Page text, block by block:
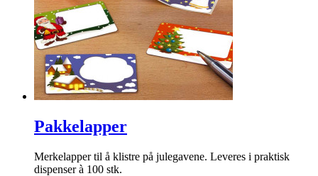
Pakkelapper
Merkelapper til å klistre på julegavene. Leveres i praktisk
dispenser à 100 stk.